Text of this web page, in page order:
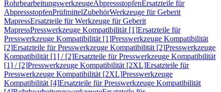
RohrbearbeitungswerkzeugeAbpressstopfenErsatzteile für
AbpressstopfenPrüfmittelZubehörWerkzeuge für Geberit
MapressErsatzteile für Werkzeuge für Geberit
MapressPresswerkzeuge Kompatibilität [1]Ersatzteile für
Presswerkzeuge Kompatibilität [1]Presswerkzeuge Kompatibilität
[2]Ersatzteile für Presswerkzeuge Kompatibilität [2]Presswerkzeuge
Kompatibilität [1] / [2]Ersatzteile für Presswerkzeuge Kompatibilität
[1] / [2]Presswerkzeuge Kompatibilität [2XL]Ersatzteile für
Presswerkzeuge Kompatibilität [2XL]Presswerkzeuge
Kompatibilität [4]Ersatzteile für Presswerkzeuge Kompatibilität